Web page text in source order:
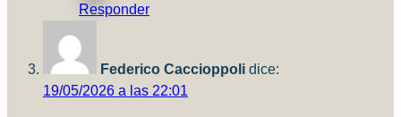
Responder
Federico Caccioppoli dice:
19/05/2026 a las 22:01